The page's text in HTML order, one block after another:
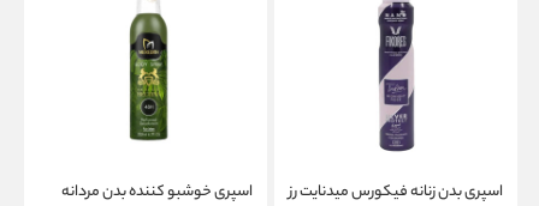
اسپری بدن زنانه فیکورس میدنایت رز
اسپری خوشبو کننده بدن مردانه